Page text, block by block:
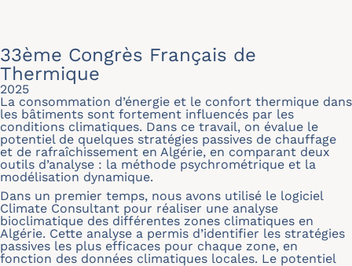
33ème Congrès Français de
Thermique
2025
La consommation d’énergie et le confort thermique dans
les bâtiments sont fortement influencés par les
conditions climatiques. Dans ce travail, on évalue le
potentiel de quelques stratégies passives de chauffage
et de rafraîchissement en Algérie, en comparant deux
outils d’analyse : la méthode psychrométrique et la
modélisation dynamique.
Dans un premier temps, nous avons utilisé le logiciel
Climate Consultant pour réaliser une analyse
bioclimatique des différentes zones climatiques en
Algérie. Cette analyse a permis d’identifier les stratégies
passives les plus efficaces pour chaque zone, en
fonction des données climatiques locales. Le potentiel